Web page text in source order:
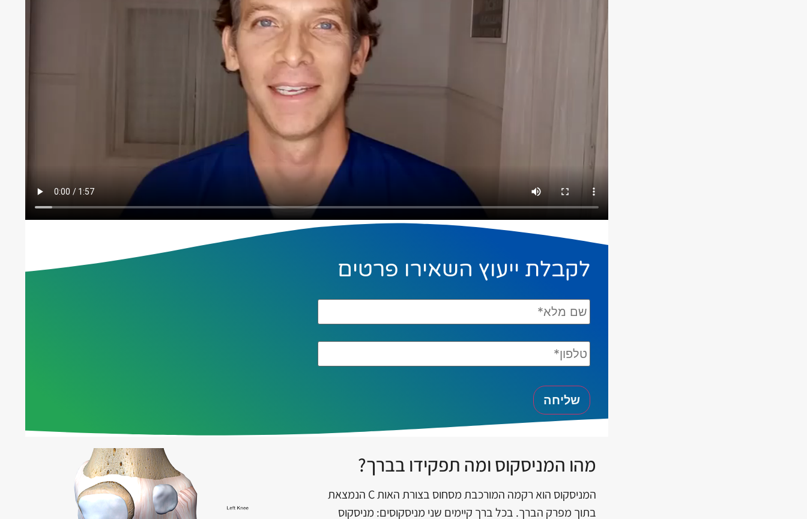
לקבלת ייעוץ השאירו פרטים
שם
מלא* *
טלפון*
מהו המניסקוס ומה תפקידו בברך?
המניסקוס הוא רקמה המורכבת מסחוס בצורת האות C הנמצאת
בתוך מפרק הברך. בכל ברך קיימים שני מניסקוסים: מניסקוס